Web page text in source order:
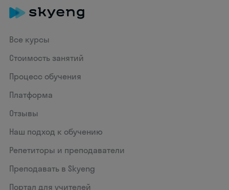
Все курсы
Стоимость занятий
Процесс обучения
Платформа
Отзывы
Наш подход к обучению
Репетиторы и преподаватели
Преподавать в Skyeng
Портал для учителей